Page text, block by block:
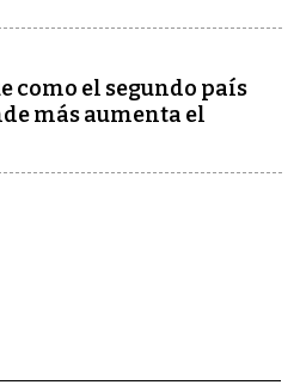
como el segundo país
más aumenta el